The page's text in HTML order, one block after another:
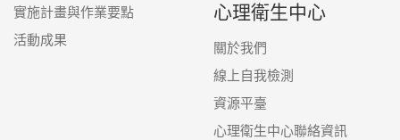
實施計畫與作業要點
活動成果
心理衛生中心
關於我們
線上自我檢測
資源平臺
心理衛生中心聯絡資訊